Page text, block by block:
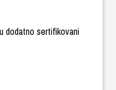
dodatno sertifikovani